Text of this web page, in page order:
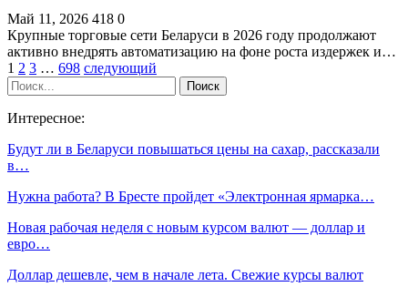
Май 11, 2026 418 0
Крупные торговые сети Беларуси в 2026 году продолжают
активно внедрять автоматизацию на фоне роста издержек и…
1 2 3 … 698 следующий
Интересное:
Будут ли в Беларуси повышаться цены на сахар, рассказали
в…
Нужна работа? В Бресте пройдет «Электронная ярмарка…
Новая рабочая неделя с новым курсом валют — доллар и
евро…
Доллар дешевле, чем в начале лета. Свежие курсы валют